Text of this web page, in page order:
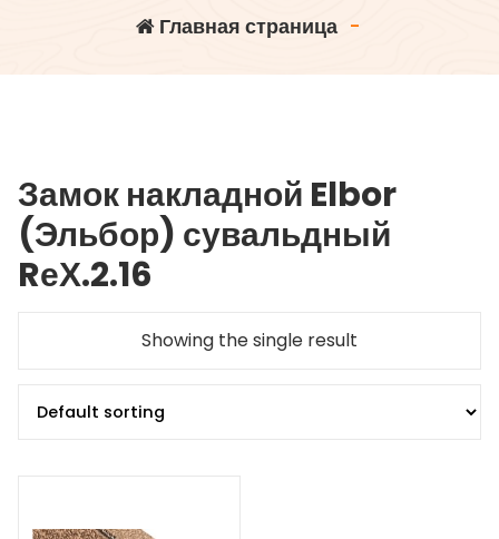
Главная страница-
Замок накладной Elbor
(Эльбор) сувальдный
RеХ.2.16
Showing the single result